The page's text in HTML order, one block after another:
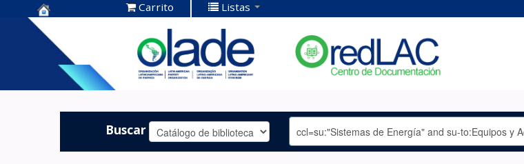
Centro de
Documentación
OLADE -
Carrito Listas
Buscar